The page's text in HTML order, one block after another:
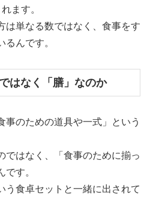
ます。
は単なる数ではなく、食事をす
るんです。
はなく「膳」なのか
事のための道具や一式」という
ではなく、「食事のために揃っ
す。
う食卓セットと一緒に出されて